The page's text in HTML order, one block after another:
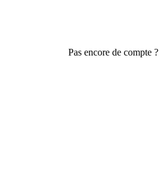
Pas encore de compte ?